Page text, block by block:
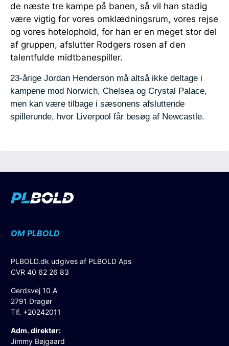
de næste tre kampe på banen, så vil han stadig
være vigtig for vores omklædningsrum, vores rejse
og vores hotelophold, for han er en meget stor del
af gruppen, afslutter Rodgers rosen af den
talentfulde midtbanespiller.
23-årige Jordan Henderson må altså ikke deltage i
kampene mod Norwich, Chelsea og Crystal Palace,
men kan være tilbage i sæsonens afsluttende
spillerunde, hvor Liverpool får besøg af Newcastle.
OM PLBOLD
PLBOLD.dk udgives af PLBOLD Aps
CVR 40 62 26 83
Gerdsvej 10 A
2791 Dragør
Tlf. +20242011
Adm. direktør:
Jimmy Bøjgaard